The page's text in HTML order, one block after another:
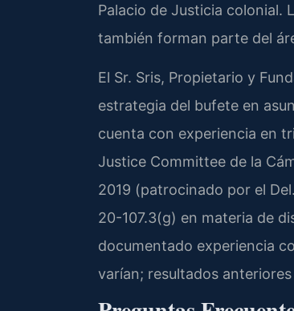
Palacio de Justicia colonial.
también forman parte del
El Sr. Sris, Propietario y
estrategia del bufete en
cuenta con experiencia en
Justice Committee de la
2019 (patrocinado por el
20-107.3(g) en materia de
documentado experiencia
varían; resultados